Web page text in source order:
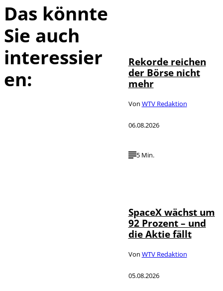
Das könnte
Sie auch
interessier
en:
Rekorde reichen
der Börse nicht
mehr
Von WTV Redaktion
06.08.2026
5 Min.
SpaceX wächst um
92 Prozent – und
die Aktie fällt
Von WTV Redaktion
05.08.2026